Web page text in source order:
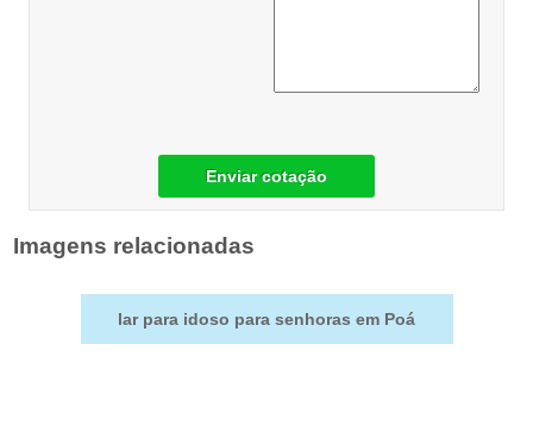
Enviar cotação
Imagens relacionadas
lar para idoso para senhoras em Poá